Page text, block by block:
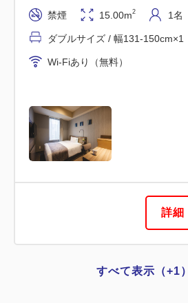
禁煙 15.00m2 1名
ダブルサイズ / 幅131-150cm×1
Wi-Fiあり（無料）
詳細
すべて表示（+1）